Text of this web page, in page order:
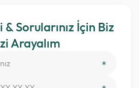
Sorularınız İçin Biz
Arayalım